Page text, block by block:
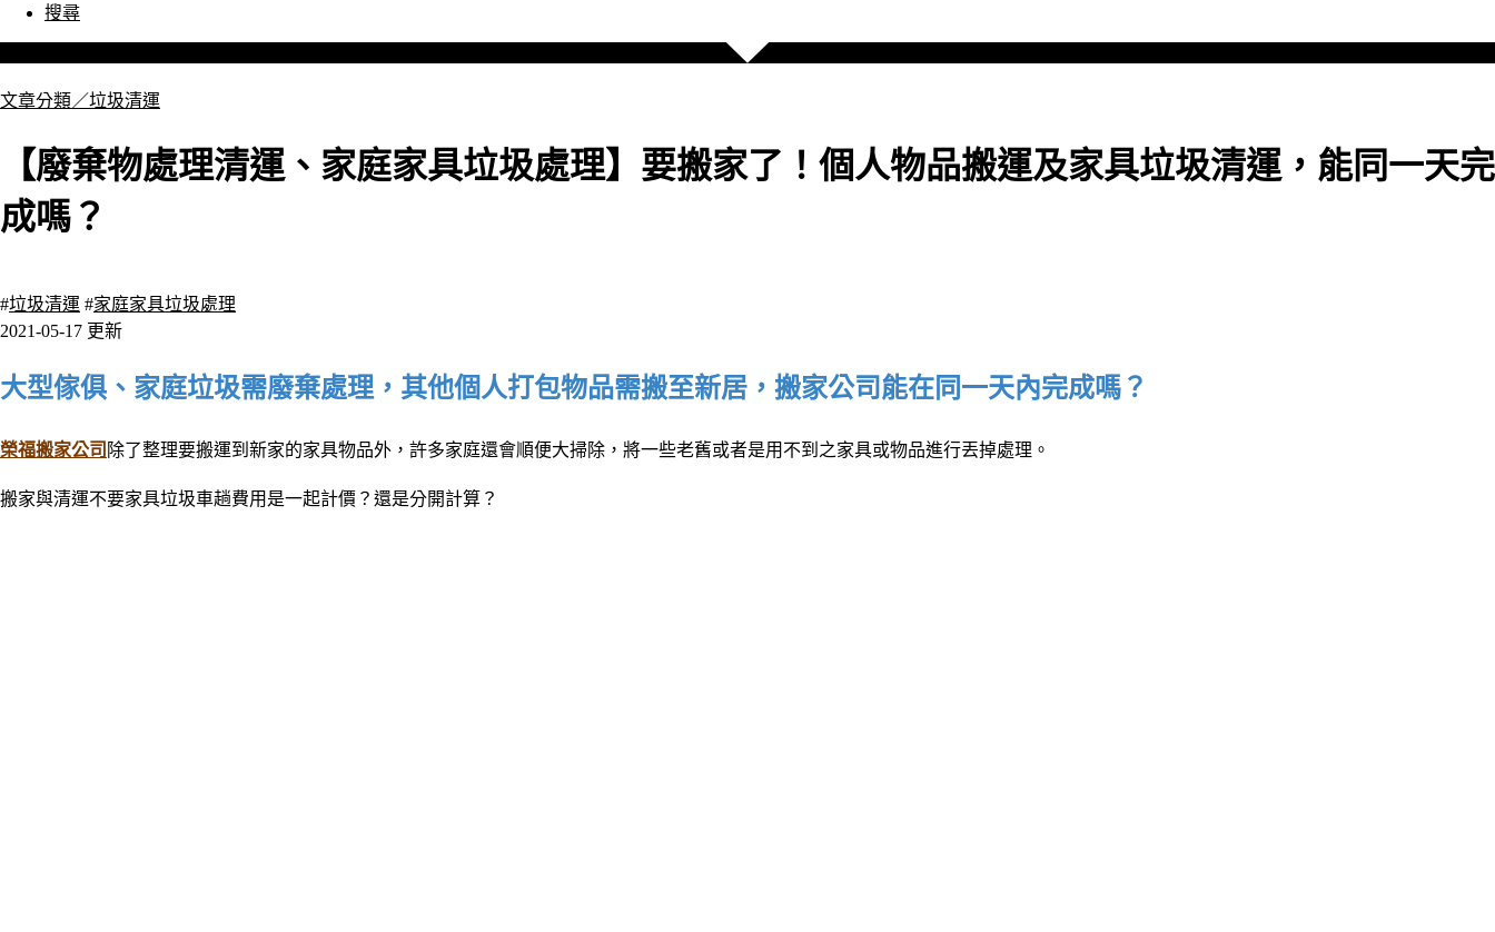
搜尋
文章分類／垃圾清運
【廢棄物處理清運、家庭家具垃圾處理】要搬家了！個人物品搬運及家具垃圾清運，能同一天完
成嗎？
#垃圾清運 #家庭家具垃圾處理
2021-05-17 更新
大型傢俱、家庭垃圾需廢棄處理，其他個人打包物品需搬至新居，搬家公司能在同一天內完成嗎？
榮福搬家公司 除了整理要搬運到新家的家具物品外，許多家庭還會順便大掃除，將一些老舊或者是用不到之家具或物品進行丟掉處理。
搬家與清運不要家具垃圾車趟費用是一起計價 ？ 還是分開計算？